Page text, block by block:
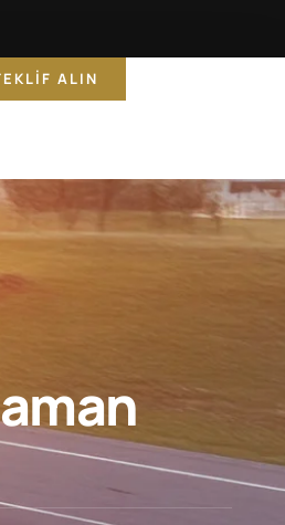
ALIN